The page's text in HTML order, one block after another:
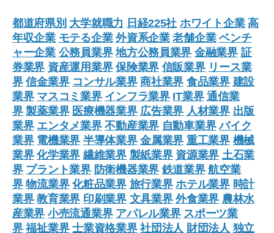
都道府県別 大学就職力 日経225社 ホワイト企業 高
年収企業 モテる企業 外資系企業 老舗企業 ベンチ
ャー企業 公務員業界 地方公務員業界 金融業界 証
券業界 資産運用業界 保険業界 信販業界 リース業
界 信金業界 コンサル業界 商社業界 食品業界 建設
業界 マスコミ業界 インフラ業界 IT業界 通信業
界 製薬業界 医療機器業界 広告業界 人材業界 出版
業界 エンタメ業界 不動産業界 自動車業界 バイク
業界 電機業界 半導体業界 金属業界 重工業界 機械
業界 化学業界 繊維業界 製紙業界 資源業界 土石業
界 プラント業界 防衛機器業界 鉄道業界 航空業
界 物流業界 化粧品業界 旅行業界 ホテル業界 時計
業界 教育業界 印刷業界 文具業界 外食業界 農林水
産業界 小売流通業界 アパレル業界 スポーツ業
界 福祉業界 士業資格業界 社団法人 財団法人 独立